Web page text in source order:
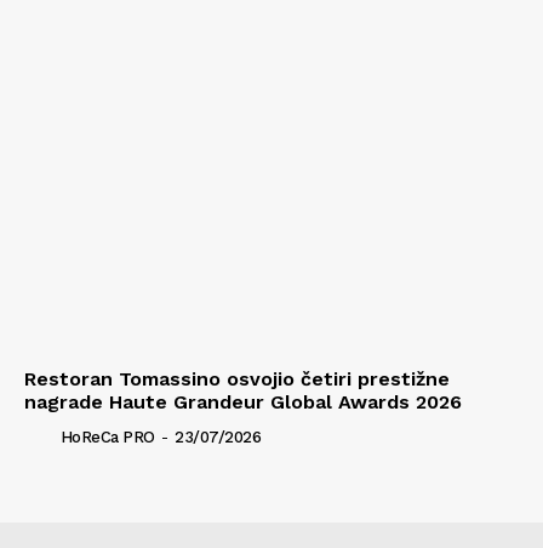
Restoran Tomassino osvojio četiri prestižne
nagrade Haute Grandeur Global Awards 2026
HoReCa PRO - 23/07/2026